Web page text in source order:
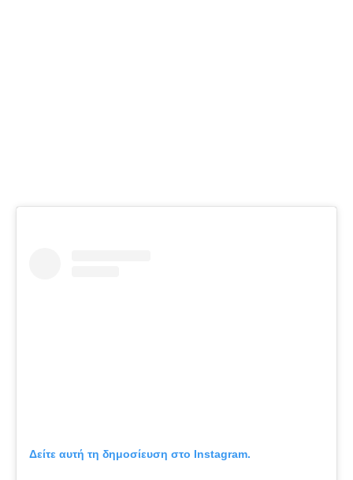
Δείτε αυτή τη δημοσίευση στο Instagram.